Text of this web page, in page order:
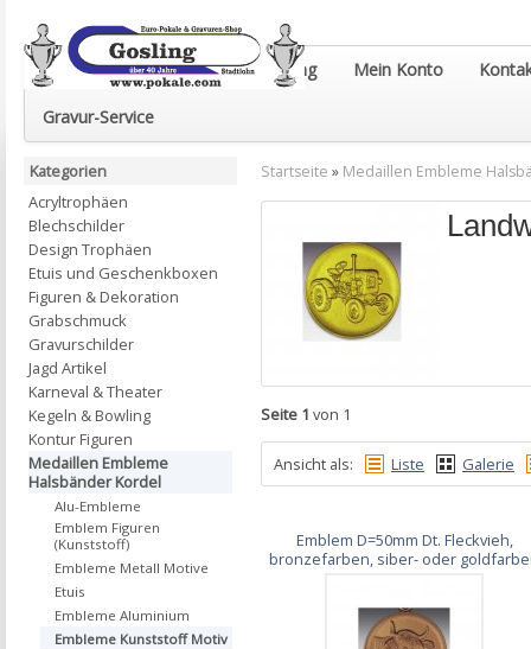
Euro-Pokale & Gravur-Shop Gosling Mein Konto
Gravur-Service
Startseite » Medaillen Embleme
Seite 1 von 1
Ansicht als: Liste Galerie
Emblem D=50mm Dt. Fleckvieh,
bronzefarben, siber- oder
Kategorien
Acryltrophäen
Blechschilder
Design Trophäen
Etuis und Geschenkboxen
Figuren & Dekoration
Grabschmuck
Gravurschilder
Jagd Artikel
Karneval & Theater
Kegeln & Bowling
Kontur Figuren
Medaillen Embleme
Halsbänder Kordel
Alu-Embleme
Emblem Figuren
(Kunststoff)
Embleme Metall Motive
Etuis
Embleme Aluminium
Embleme Kunststoff Motiv